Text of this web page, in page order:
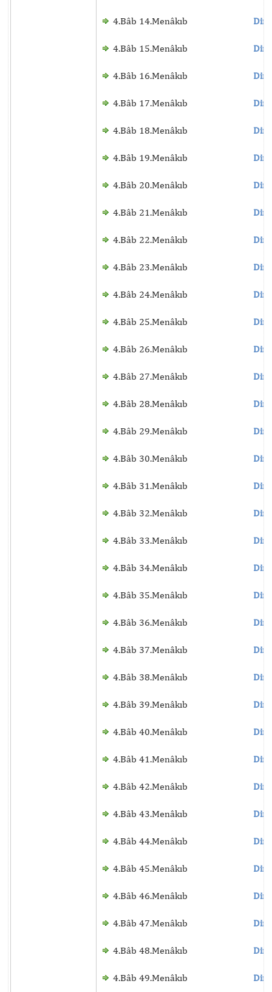
4.Bâb 14.Menâkıb
4.Bâb 15.Menâkıb
4.Bâb 16.Menâkıb
4.Bâb 17.Menâkıb
4.Bâb 18.Menâkıb
4.Bâb 19.Menâkıb
4.Bâb 20.Menâkıb
4.Bâb 21.Menâkıb
4.Bâb 22.Menâkıb
4.Bâb 23.Menâkıb
4.Bâb 24.Menâkıb
4.Bâb 25.Menâkıb
4.Bâb 26.Menâkıb
4.Bâb 27.Menâkıb
4.Bâb 28.Menâkıb
4.Bâb 29.Menâkıb
4.Bâb 30.Menâkıb
4.Bâb 31.Menâkıb
4.Bâb 32.Menâkıb
4.Bâb 33.Menâkıb
4.Bâb 34.Menâkıb
4.Bâb 35.Menâkıb
4.Bâb 36.Menâkıb
4.Bâb 37.Menâkıb
4.Bâb 38.Menâkıb
4.Bâb 39.Menâkıb
4.Bâb 40.Menâkıb
4.Bâb 41.Menâkıb
4.Bâb 42.Menâkıb
4.Bâb 43.Menâkıb
4.Bâb 44.Menâkıb
4.Bâb 45.Menâkıb
4.Bâb 46.Menâkıb
4.Bâb 47.Menâkıb
4.Bâb 48.Menâkıb
4.Bâb 49.Menâkıb